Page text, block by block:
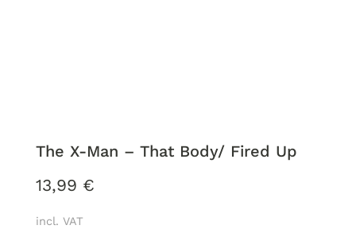
The X-Man – That Body/ Fired Up
13,99 €
incl. VAT